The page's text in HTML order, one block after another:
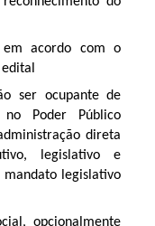
acordo com o
ser ocupante de
Poder Público
direta
legislativo e
legislativo
opcionalmente